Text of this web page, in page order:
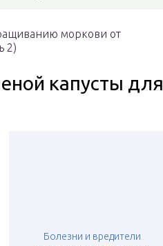
моркови от
2)
капусты для
Болезни и вредители